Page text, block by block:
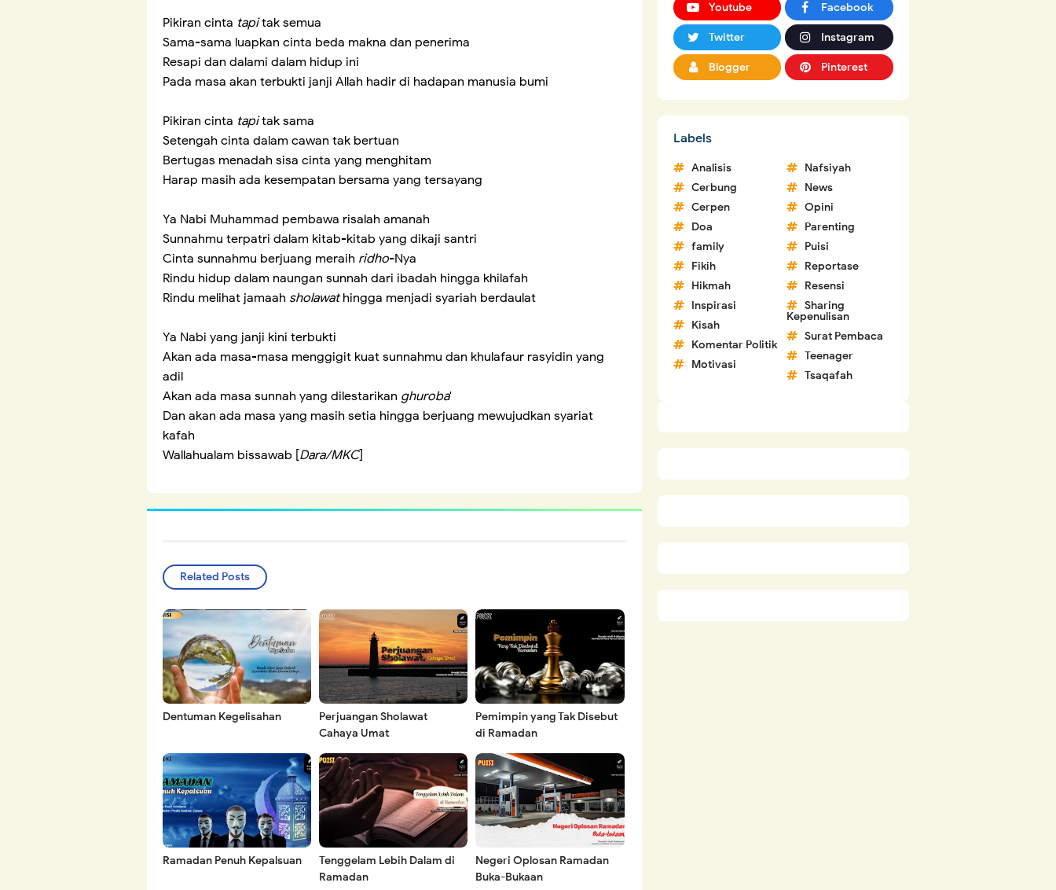
Pikiran cinta tapitak semua
Sama-sama luapkan cinta beda makna dan penerima
Resapi dan dalami dalam hidup ini
Pada masa akan terbukti janji Allah hadir di hadapan manusia bumi
Pikiran cinta tapitak sama
Setengah cinta dalam cawan tak bertuan
Bertugas menadah sisa cinta yang menghitam
Harap masih ada kesempatan bersama yang tersayang
Ya Nabi Muhammad pembawa risalah amanah
Sunnahmu terpatri dalam kitab-kitab yang dikaji santri
Cinta sunnahmu berjuang meraih ridho-Nya
Rindu hidup dalam naungan sunnah dari ibadah hingga khilafah
Rindu melihat jamaah sholawathingga menjadi syariah berdaulat
Ya Nabi yang janji kini terbukti
Akan ada masa-masa menggigit kuat sunnahmu dan khulafaur rasyidin yang
adil
Akan ada masa sunnah yang dilestarikan ghuroba'
Dan akan ada masa yang masih setia hingga berjuang mewujudkan syariat
kafah
Wallahualam bissawab [Dara/MKC]
Related Posts
Dentuman Kegelisahan
Perjuangan Sholawat
Cahaya Umat
Pemimpin yang Tak Disebut
di Ramadan
Ramadan Penuh Kepalsuan
Tenggelam Lebih Dalam di
Ramadan
Negeri Oplosan Ramadan
Buka-Bukaan
Youtube Facebook
Twitter Instagram
Blogger Pinterest
Labels
Analisis
Cerbung
Cerpen
Doa
family
Fikih
Hikmah
Inspirasi
Kisah
Komentar Politik
Motivasi
Nafsiyah
News
Opini
Parenting
Puisi
Reportase
Resensi
Sharing
Kepenulisan
Surat Pembaca
Teenager
Tsaqafah